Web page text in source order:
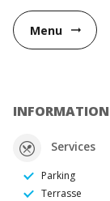
Menu arrow_right_alt
Services
Parking
Terrasse